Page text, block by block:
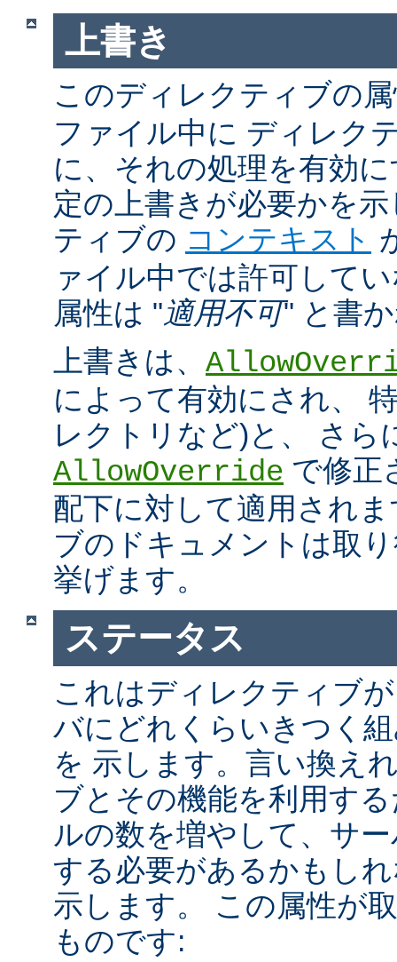
上書き
このディレクティブの
ファイル中に ディレク
に、それの処理を有効
定の上書きが必要かを
ティブの コンテキスト
ァイル中では許可して
属性は "適用不可" と書
上書きは、
によって有効にされ、
レクトリなど)と、 さら
AllowOverride で修正
配下に対して適用され
ブのドキュメントは取
挙げます。
ステータス
これはディレクティブ
バにどれくらいきつく
を 示します。言い換え
ブとその機能を利用す
ルの数を増やして、サ
する必要があるかもし
示します。 この属性が
ものです: